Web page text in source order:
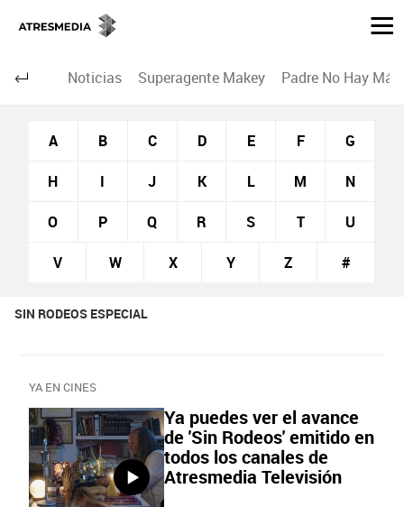
Noticias Superagente Makey Padre No Hay
A B C D E F G
H I J K L M N
O P Q R S T U
V W X Y Z #
SIN RODEOS ESPECIAL
YA EN CINES
Ya puedes ver el avance
de 'Sin Rodeos' emitido en
todos los canales de
Atresmedia Televisión